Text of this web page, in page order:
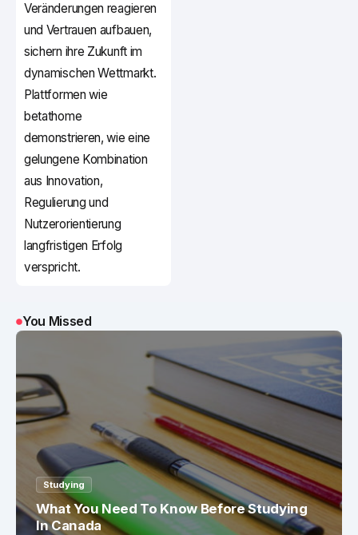
Veränderungen reagieren
und Vertrauen aufbauen,
sichern ihre Zukunft im
dynamischen Wettmarkt.
Plattformen wie
betathome
demonstrieren, wie eine
gelungene Kombination
aus Innovation,
Regulierung und
Nutzerorientierung
langfristigen Erfolg
verspricht.
You Missed
Studying
What You Need To Know Before Studying
In Canada